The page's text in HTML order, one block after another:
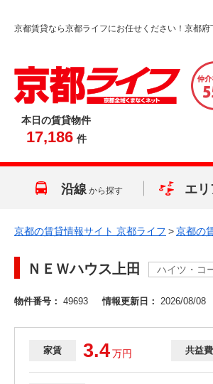
京都賃貸なら京都ライフにお任せください！京都
本日の賃貸物件
17,186 件
沿線 から探す エリ
京都の賃貸情報サイト 京都ライフ >京都の
ＮＥＷハウス上田 ハイツ・コ
物件番号： 49693 情報更新日： 2026/08/08
家賃 3.4万円 共益